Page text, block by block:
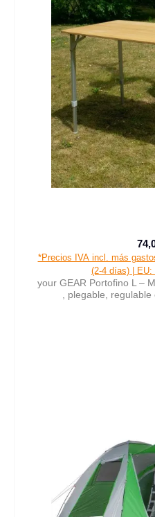
*Precios IVA incl. más
(2-4 días) |
your GEAR Portofino L –
, plegable,